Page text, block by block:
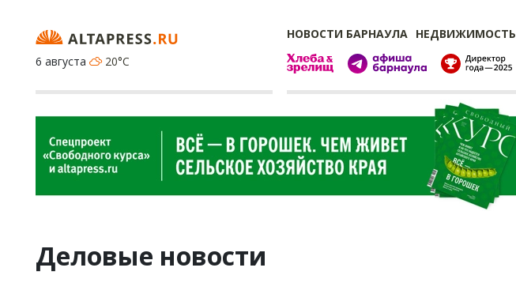
НОВОСТИ БАРНАУЛА НЕДВИЖИМОСТЬ
6 августа
20°C
Деловые новости